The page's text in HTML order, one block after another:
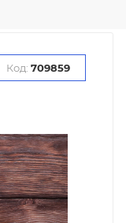
Код: 709859